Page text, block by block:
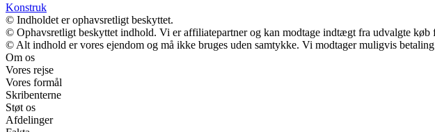
Konstruk
© Indholdet er ophavsretligt beskyttet.
© Ophavsretligt beskyttet indhold. Vi er affiliatepartner og kan modtage indtægt fra udvalgte køb
© Alt indhold er vores ejendom og må ikke bruges uden samtykke. Vi modtager muligvis
Om os
Vores rejse
Vores formål
Skribenterne
Støt os
Afdelinger